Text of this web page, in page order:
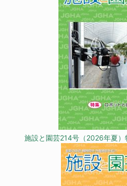
施設と園芸214号（2026年夏